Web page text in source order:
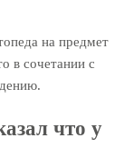
на предмет
в сочетании с
что у